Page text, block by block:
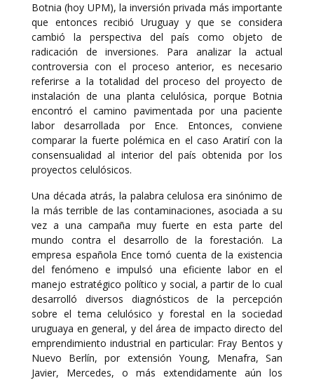
Botnia (hoy UPM), la inversión privada más importante
que entonces recibió Uruguay y que se considera
cambió la perspectiva del país como objeto de
radicación de inversiones. Para analizar la actual
controversia con el proceso anterior, es necesario
referirse a la totalidad del proceso del proyecto de
instalación de una planta celulósica, porque Botnia
encontró el camino pavimentada por una paciente
labor desarrollada por Ence. Entonces, conviene
comparar la fuerte polémica en el caso Aratirí con la
consensualidad al interior del país obtenida por los
proyectos celulósicos.
Una década atrás, la palabra celulosa era sinónimo de
la más terrible de las contaminaciones, asociada a su
vez a una campaña muy fuerte en esta parte del
mundo contra el desarrollo de la forestación. La
empresa española Ence tomó cuenta de la existencia
del fenómeno e impulsó una eficiente labor en el
manejo estratégico político y social, a partir de lo cual
desarrolló diversos diagnósticos de la percepción
sobre el tema celulósico y forestal en la sociedad
uruguaya en general, y del área de impacto directo del
emprendimiento industrial en particular: Fray Bentos y
Nuevo Berlín, por extensión Young, Menafra, San
Javier, Mercedes, o más extendidamente aún los